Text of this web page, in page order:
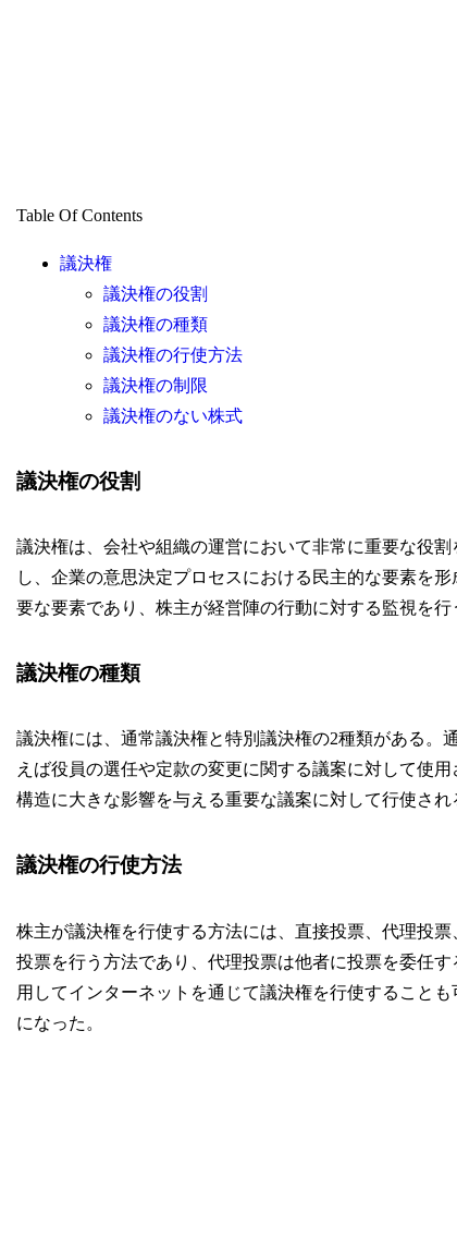
Table Of Contents
議決権
議決権の役割
議決権の種類
議決権の行使方法
議決権の制限
議決権のない株式
議決権の役割
議決権は、会社や組織の運営において非常に重要な役
し、企業の意思決定プロセスにおける民主的な要素を
要な要素であり、株主が経営陣の行動に対する監視を行
議決権の種類
議決権には、通常議決権と特別議決権の2種類がある。
えば役員の選任や定款の変更に関する議案に対して使
構造に大きな影響を与える重要な議案に対して行使さ
議決権の行使方法
株主が議決権を行使する方法には、直接投票、代理投
投票を行う方法であり、代理投票は他者に投票を委任
用してインターネットを通じて議決権を行使すること
になった。